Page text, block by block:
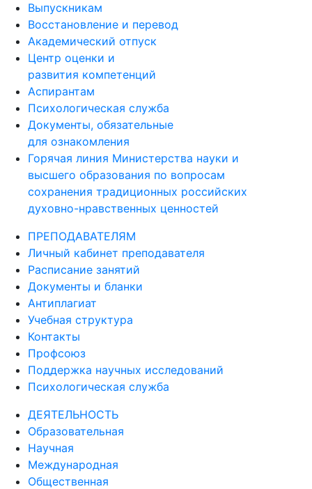
Выпускникам
Восстановление и перевод
Академический отпуск
Центр оценки и
развития компетенций
Аспирантам
Психологическая служба
Документы, обязательные
для ознакомления
Горячая линия Министерства науки и
высшего образования по вопросам
сохранения традиционных российских
духовно-нравственных ценностей
ПРЕПОДАВАТЕЛЯМ
Личный кабинет преподавателя
Расписание занятий
Документы и бланки
Антиплагиат
Учебная структура
Контакты
Профсоюз
Поддержка научных исследований
Психологическая служба
ДЕЯТЕЛЬНОСТЬ
Образовательная
Научная
Международная
Общественная